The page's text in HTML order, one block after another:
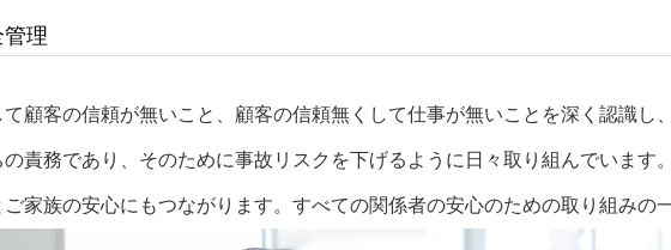
理
顧客の信頼が無いこと、顧客の信頼無くして仕事が無いことを深く認識し
責務であり、そのために事故リスクを下げるように日々取り組んでいます
家族の安心にもつながります。すべての関係者の安心のための取り組みの